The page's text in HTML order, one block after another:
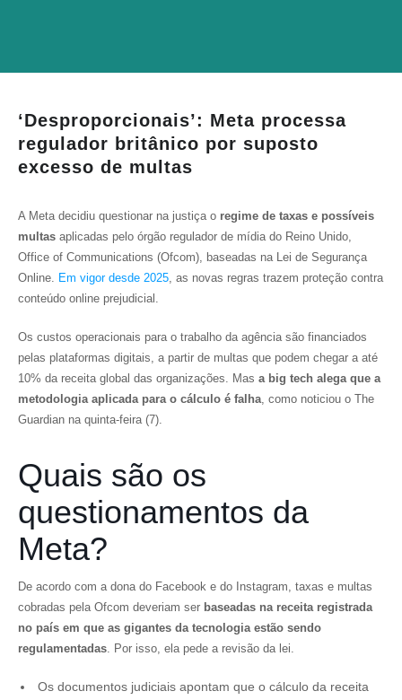
‘Desproporcionais’: Meta processa
regulador britânico por suposto
excesso de multas
A Meta decidiu questionar na justiça o regime de taxas e possíveis
multas aplicadas pelo órgão regulador de mídia do Reino Unido,
Office of Communications (Ofcom), baseadas na Lei de Segurança
Online. Em vigor desde 2025, as novas regras trazem proteção contra
conteúdo online prejudicial.
Os custos operacionais para o trabalho da agência são financiados
pelas plataformas digitais, a partir de multas que podem chegar a até
10% da receita global das organizações. Mas a big tech alega que a
metodologia aplicada para o cálculo é falha, como noticiou o The
Guardian na quinta-feira (7).
Quais são os
questionamentos da
Meta?
De acordo com a dona do Facebook e do Instagram, taxas e multas
cobradas pela Ofcom deveriam ser baseadas na receita registrada
no país em que as gigantes da tecnologia estão sendo
regulamentadas. Por isso, ela pede a revisão da lei.
Os documentos judiciais apontam que o cálculo da receita